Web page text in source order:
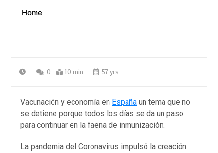
Home
0 10 min 57 yrs
Vacunación y economía en España un tema que no
se detiene porque todos los días se da un paso
para continuar en la faena de inmunización.
La pandemia del Coronavirus impulsó la creación